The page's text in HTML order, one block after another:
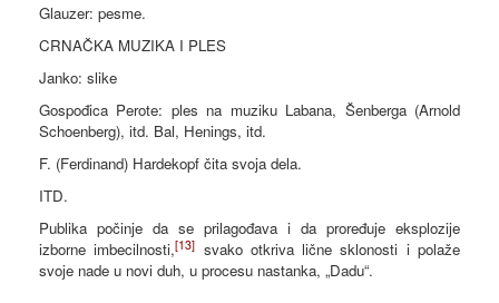
Glauzer: pesme.
CRNAČKA MUZIKA I PLES
Janko: slike
Gospođica Perote: ples na muziku Labana, Šenberga (Arnold
Schoenberg), itd. Bal, Henings, itd.
F. (Ferdinand) Hardekopf čita svoja dela.
ITD.
Publika počinje da se prilagođava i da proređuje eksplozije
izborne imbecilnosti,[13] svako otkriva lične sklonosti i polaže
svoje nade u novi duh, u procesu nastanka, „Dadu“.